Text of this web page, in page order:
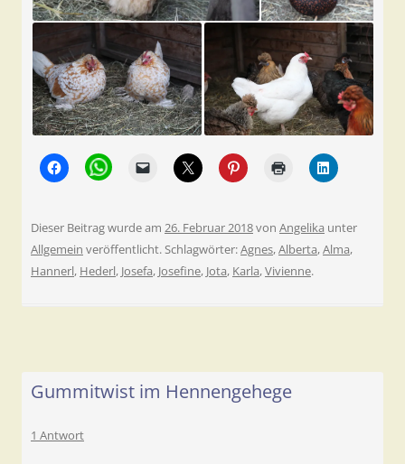
Dieser Beitrag wurde am 26. Februar 2018von Angelika unter
Allgemein veröffentlicht. Schlagwörter:Agnes,Alberta,Alma,
Hannerl, Hederl, Josefa, Josefine, Jota, Karla,Vivienne.
Gummitwist im Hennengehege
1 Antwort